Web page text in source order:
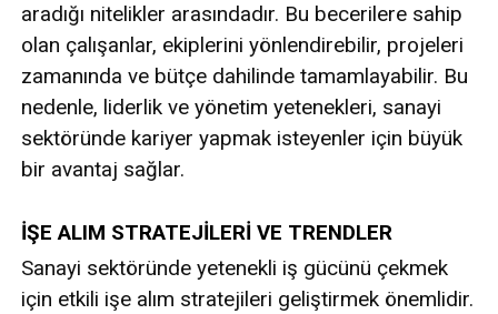
aradığı nitelikler arasındadır. Bu becerilere sahip
olan çalışanlar, ekiplerini yönlendirebilir, projeleri
zamanında ve bütçe dahilinde tamamlayabilir. Bu
nedenle, liderlik ve yönetim yetenekleri, sanayi
sektöründe kariyer yapmak isteyenler için büyük
bir avantaj sağlar.
İŞE ALIM STRATEJİLERİ VE TRENDLER
Sanayi sektöründe yetenekli iş gücünü çekmek
için etkili işe alım stratejileri geliştirmek önemlidir.